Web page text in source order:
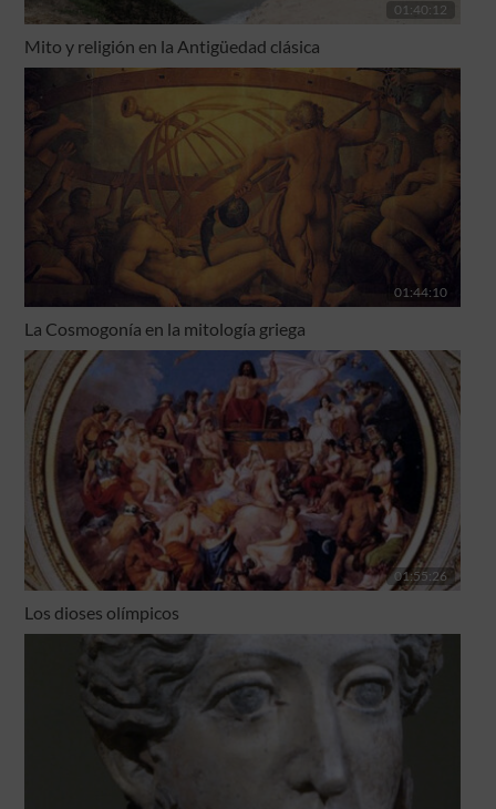
01:40:12
Mito y religión en la Antigüedad clásica
01:44:10
La Cosmogonía en la mitología griega
01:55:26
Los dioses olímpicos